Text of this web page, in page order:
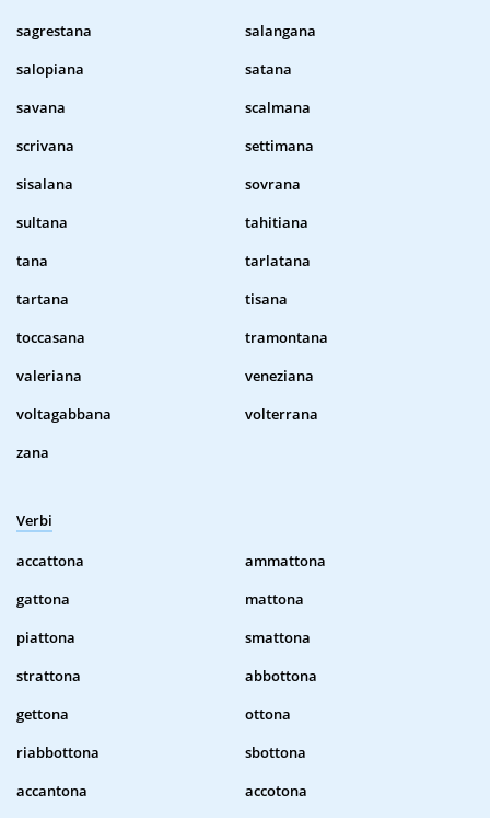
sagrestana
salangana
salopiana
satana
savana
scalmana
scrivana
settimana
sisalana
sovrana
sultana
tahitiana
tana
tarlatana
tartana
tisana
toccasana
tramontana
valeriana
veneziana
voltagabbana
volterrana
zana
Verbi
accattona
ammattona
gattona
mattona
piattona
smattona
strattona
abbottona
gettona
ottona
riabbottona
sbottona
accantona
accotona